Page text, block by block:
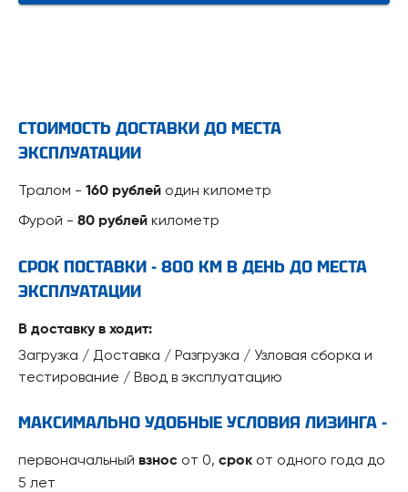
СТОИМОСТЬ ДОСТАВКИ ДО МЕСТА
ЭКСПЛУАТАЦИИ
Тралом - 160 рублей один километр
Фурой - 80 рублей километр
СРОК ПОСТАВКИ - 800 КМ В ДЕНЬ ДО МЕСТА
ЭКСПЛУАТАЦИИ
В доставку в ходит:
Загрузка / Доставка / Разгрузка / Узловая сборка и
тестирование / Ввод в эксплуатацию
МАКСИМАЛЬНО УДОБНЫЕ УСЛОВИЯ ЛИЗИНГА -
первоначальный взнос от 0, срок от одного года до
5 лет